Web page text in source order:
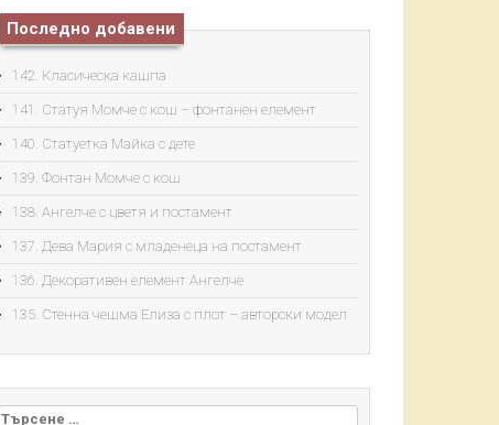
Последно добавени
142. Класическа кашпа
141. Статуя Момче с кош – фонтанен елемент
140. Статуетка Майка с дете
139. Фонтан Момче с кош
138. Ангелче с цветя и постамент
137. Дева Мария с младенеца на постамент
136. Декоративен елемент Ангелче
135. Стенна чешма Елиза с плот – авторски модел
Търсене за: